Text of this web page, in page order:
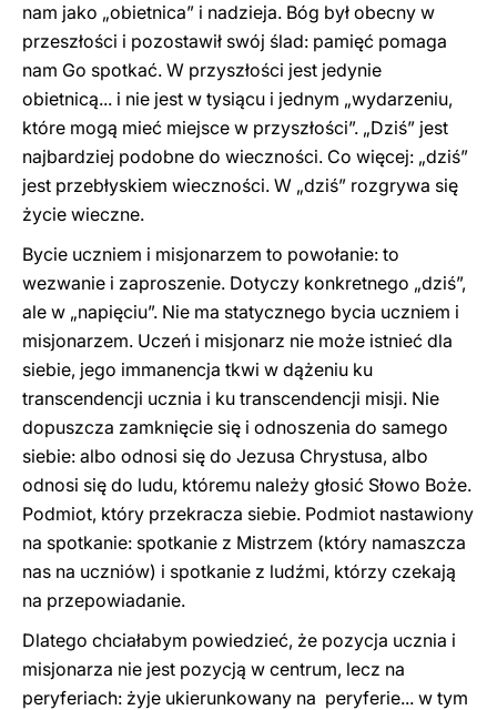
nam jako „obietnica” i nadzieja. Bóg był obecny w
przeszłości i pozostawił swój ślad: pamięć pomaga
nam Go spotkać. W przyszłości jest jedynie
obietnicą... i nie jest w tysiącu i jednym „wydarzeniu,
które mogą mieć miejsce w przyszłości”. „Dziś” jest
najbardziej podobne do wieczności. Co więcej: „dziś”
jest przebłyskiem wieczności. W „dziś” rozgrywa się
życie wieczne.
Bycie uczniem i misjonarzem to powołanie: to
wezwanie i zaproszenie. Dotyczy konkretnego „dziś”,
ale w „napięciu”. Nie ma statycznego bycia uczniem i
misjonarzem. Uczeń i misjonarz nie może istnieć dla
siebie, jego immanencja tkwi w dążeniu ku
transcendencji ucznia i ku transcendencji misji. Nie
dopuszcza zamknięcie się i odnoszenia do samego
siebie: albo odnosi się do Jezusa Chrystusa, albo
odnosi się do ludu, któremu należy głosić Słowo Boże.
Podmiot, który przekracza siebie. Podmiot nastawiony
na spotkanie: spotkanie z Mistrzem (który namaszcza
nas na uczniów) i spotkanie z ludźmi, którzy czekają
na przepowiadanie.
Dlatego chciałabym powiedzieć, że pozycja ucznia i
misjonarza nie jest pozycją w centrum, lecz na
peryferiach: żyje ukierunkowany na peryferie... w tym